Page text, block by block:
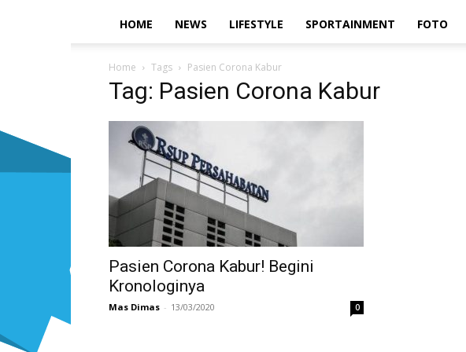
HOME NEWS LIFESTYLE SPORTAINMENT FOTO
Home Tags Pasien Corona Kabur
Tag: Pasien Corona Kabur
Pasien Corona Kabur! Begini
Kronologinya
Mas Dimas - 13/03/2020 0